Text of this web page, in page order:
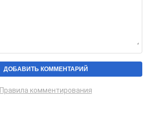
Правила комментирования